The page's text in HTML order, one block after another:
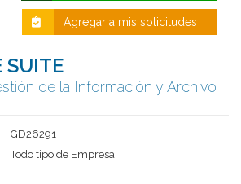
Agregar a mis solicitudes
SUITE
de la Información y Archivo
GD26291
Todo tipo de Empresa